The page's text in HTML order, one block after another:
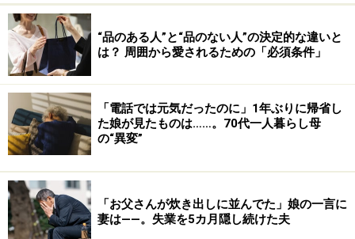
と前置きをした上であっても、人を正面から傷つけるよ
うなことを頻繁に言うのは、やはり問題です。「自分の
発言には悪気はない」と前置きをして、言いたいことを
“品のある人”と“品のない人”の決定的な違いと
は？ 周囲から愛されるための「必須条件」
「電話では元気だったのに」1年ぶりに帰省し
た娘が見たものは……。70代一人暮らし母
の“異変”
「お父さんが炊き出しに並んでた」娘の一言に
妻は――。失業を5カ月隠し続けた夫